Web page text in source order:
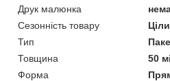
Друк малюнка
Сезонність товару
Тип
Товщина
50
Форма